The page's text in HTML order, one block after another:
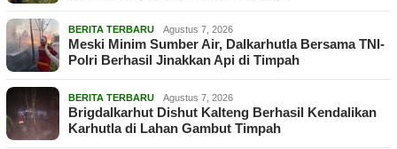
BERITA TERBARU Agustus 7, 2026
Meski Minim Sumber Air, Dalkarhutla Bersama TNI-
Polri Berhasil Jinakkan Api di Timpah
BERITA TERBARU Agustus 7, 2026
Brigdalkarhut Dishut Kalteng Berhasil Kendalikan
Karhutla di Lahan Gambut Timpah